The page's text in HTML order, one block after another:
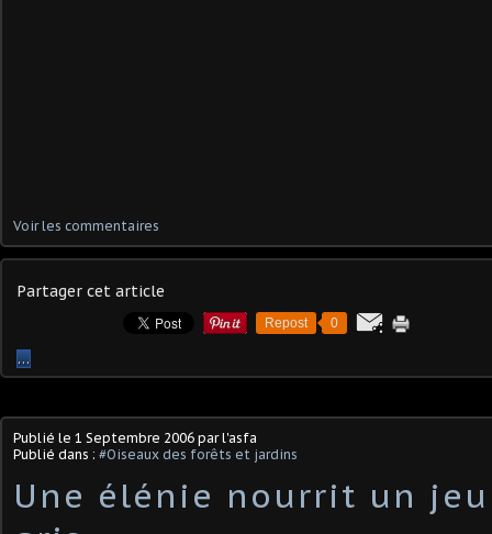
Voir les commentaires
Partager cet article
Repost 0
…
Publié le 1 Septembre 2006 par l'asfa
Publié dans : #Oiseaux des forêts et jardins
Une élénie nourrit un